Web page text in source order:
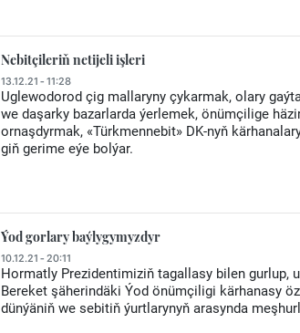
Nebitçileriň netijeli işleri
13.12.21 - 11:28
Uglewodorod çig mallaryny çykarmak, olary
we daşarky bazarlarda ýerlemek, önümçilige
ornaşdyrmak, «Türkmennebit» DK-nyň
giň gerime eýe bolýar.
Ýod gorlary baýlygymyzdyr
10.12.21 - 20:11
Hormatly Prezidentimiziň tagallasy bilen gurlup,
Bereket şäherindäki Ýod önümçiligi kärhanasy
dünýäniň we sebitiň ýurtlarynyň arasynda